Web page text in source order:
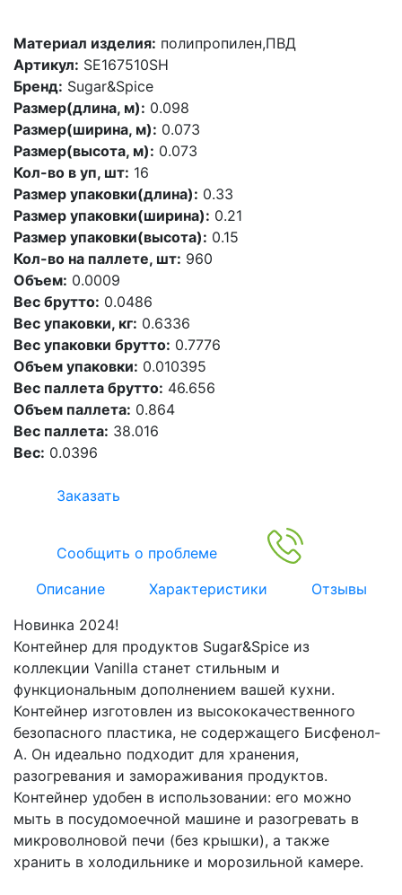
Материал изделия: полипропилен,ПВД
Артикул: SE167510SH
Бренд: Sugar&Spice
Размер(длина, м): 0.098
Размер(ширина, м): 0.073
Размер(высота, м): 0.073
Кол-во в уп, шт: 16
Размер упаковки(длина): 0.33
Размер упаковки(ширина): 0.21
Размер упаковки(высота): 0.15
Кол-во на паллете, шт: 960
Объем: 0.0009
Вес брутто: 0.0486
Вес упаковки, кг: 0.6336
Вес упаковки брутто: 0.7776
Объем упаковки: 0.010395
Вес паллета брутто: 46.656
Объем паллета: 0.864
Вес паллета: 38.016
Вес: 0.0396
Заказать
Сообщить о проблеме
Описание
Характеристики
Отзывы
Новинка 2024!
Контейнер для продуктов Sugar&Spice из
коллекции Vanilla станет стильным и
функциональным дополнением вашей кухни.
Контейнер изготовлен из высококачественного
безопасного пластика, не содержащего Бисфенол-
А. Он идеально подходит для хранения,
разогревания и замораживания продуктов.
Контейнер удобен в использовании: его можно
мыть в посудомоечной машине и разогревать в
микроволновой печи (без крышки), а также
хранить в холодильнике и морозильной камере.